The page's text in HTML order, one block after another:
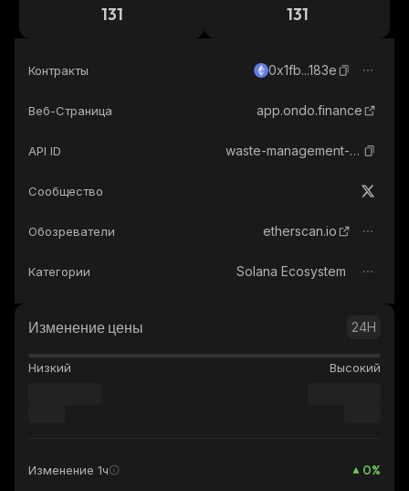
131 131
Контракты 0x1fb...183e
Веб-Страница app.ondo.finance
API ID waste-management-ondo-tokenized
Сообщество
Обозреватели etherscan.io
Категории Solana Ecosystem
Изменение цены 24H
Низкий Высокий
Изменение 1ч 0%